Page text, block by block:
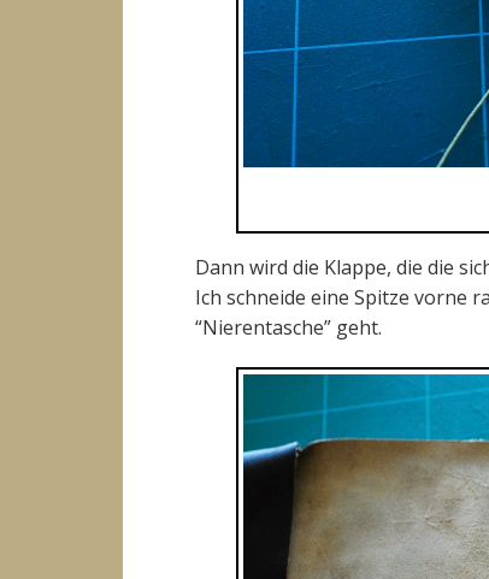
Dann wird die Klappe, die die
Ich schneide eine Spitze vorne
“Nierentasche” geht.